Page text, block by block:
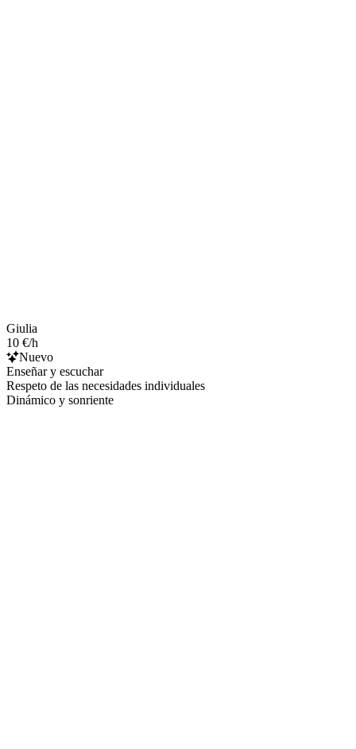
Giulia
10 €/h
Nuevo
Enseñar y escuchar
Respeto de las necesidades individuales
Dinámico y sonriente